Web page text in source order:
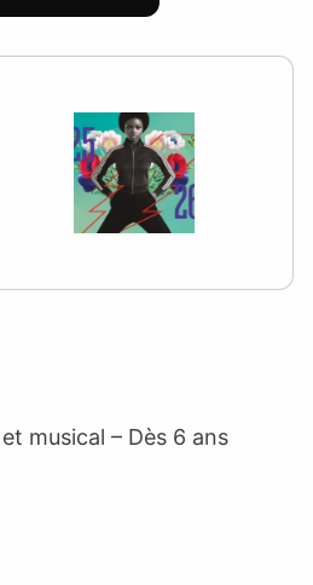
musical – Dès 6 ans